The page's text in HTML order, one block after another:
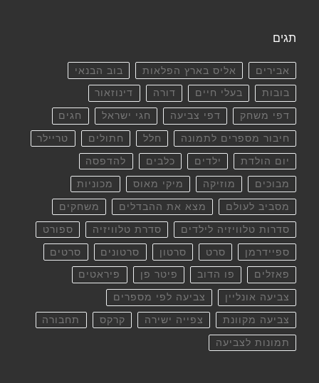
תגים
אבירים אליס בארץ הפלאות בוב הבנאי
בובות בעלי חיים דורה דינוזאור
דפי משחק דפי צביעה חגי ישראל חגים
חיבור מספרים לתמונה חלל חתולים טריילר
יום הולדת ילדים כלבים להדפסה
מבוכים מוזיקה מיקי מאוס מכוניות
מסביב לעולם מצא את ההבדלים משחקים
סדרות טלוויזיה לילדים סדרת טלוויזיה ספורט
ספיידרמן סרט סרטון סרטונים סרטים
פאזלים פו הדוב פיטר פן פיראטים
צביעה אונליין צביעה לפי מספרים
צביעה מקוונת צפייה ישירה קרקס תחבורה
תמונות לצביעה